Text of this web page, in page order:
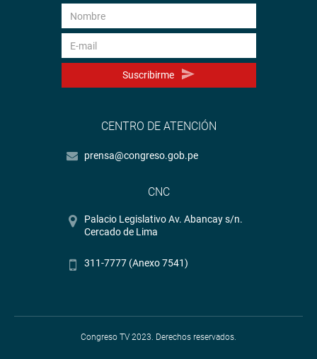
Suscribirme
CENTRO DE ATENCIÓN
prensa@congreso.gob.pe
CNC
Palacio Legislativo Av. Abancay s/n.
Cercado de Lima
311-7777 (Anexo 7541)
Congreso TV 2023. Derechos reservados.